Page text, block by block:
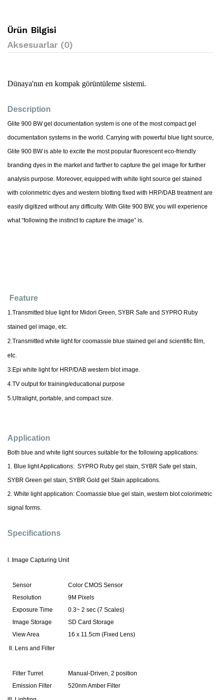
Ürün Bilgisi
Aksesuarlar (0)
Dünaya'nın en kompak görüntüleme sistemi.
Description
Glite 900 BW gel documentation system is one of the most compact gel
documentation systems in the world. Carrying with powerful blue light source,
Glite 900 BW is able to excite the most popular fluorescent eco-friendly
branding dyes in the market and farther to capture the gel image for further
analysis purpose. Moreover, equipped with white light source gel stained
with colorimetric dyes and western blotting fixed with HRP/DAB treatment are
easily digitized without any difficulty. With Glite 900 BW, you will experience
what “following the instinct to capture the image” is.
Feature
1.Transmitted blue light for Midori Green, SYBR Safe and SYPRO Ruby
stained gel image, etc.
2.Transmitted white light for coomassie blue stained gel and scientific film,
etc.
3.Epi white light for HRP/DAB western blot image.
4.TV output for training/educational purpose
5.Ultralight, portable, and compact size.
Application
Both blue and white light sources suitable for the following applications:
1. Blue light Applications: SYPRO Ruby gel stain, SYBR Safe gel stain,
SYBR Green gel stain, SYBR Gold gel Stain applications.
2. White light application: Coomassie blue gel stain, western blot colorimetric
signal forms.
Specifications
I. Image Capturing Unit
Sensor
Color CMOS Sensor
Resolution
9M Pixels
Exposure Time
0.3~ 2 sec (7 Scales)
Image Storage
SD Card Storage
View Area
16 x 11.5cm (Fixed Lens)
II. Lens and Filter
Filter Turret
Manual-Driven, 2 position
Emission Filter
520nm Amber Filter